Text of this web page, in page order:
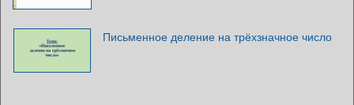
Письменное деление на трёхзначное число